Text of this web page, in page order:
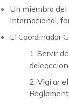
Un miembro
Internacional,
El Coordinador
1. Servir
2. Vigilar